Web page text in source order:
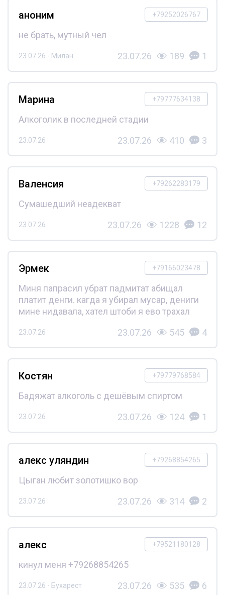
+79252026767
аноним
не брать, мутный чел
23.07.26 - Милан 23.07.26 189 1
+79777634138
Марина
Алкоголик в последней стадии
23.07.26 23.07.26 410 3
+79262283179
Валенсия
Сумашедший неадекват
23.07.26 23.07.26 1228 12
+79166023478
Эрмек
Миня папрасил убрат падмитат абищал
платит денги. кагда я убирал мусар, дениги
мине нидавала, хател штоби я ево трахал
23.07.26 23.07.26 545 4
+79779768584
Костян
Бадяжат алкоголь с дешёвым спиртом
23.07.26 23.07.26 124 1
+79268854265
алекс уляндин
Цыган любит золотишко вор
23.07.26 23.07.26 314 2
+79521180128
алекс
кинул меня +79268854265
23.07.26 - Бухарест 23.07.26 535 6